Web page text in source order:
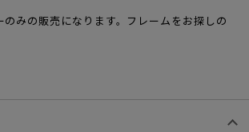
みの販売になります。フレームをお探しの